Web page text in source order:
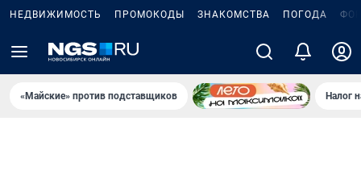
НЕДВИЖИМОСТЬ ПРОМОКОДЫ ЗНАКОМСТВА ПОГОДА
«Майские» против подставщиков Налог